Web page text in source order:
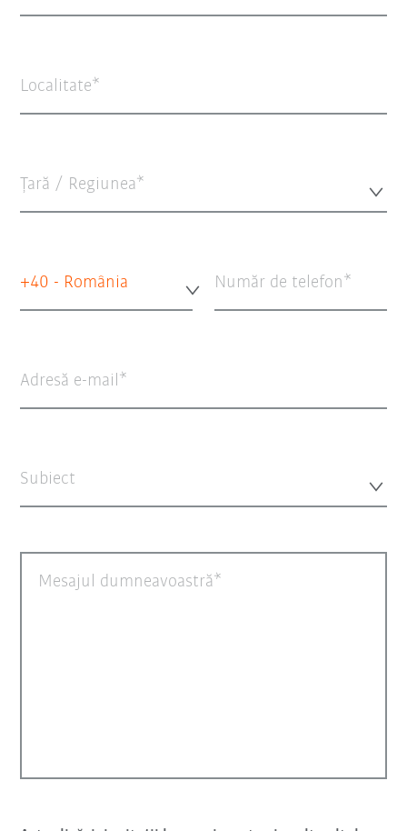
Localitate
Țară / Regiunea*
+40 - România Număr de telefon
Adresă e-mail
Subiect
Mesajul dumneavoastră